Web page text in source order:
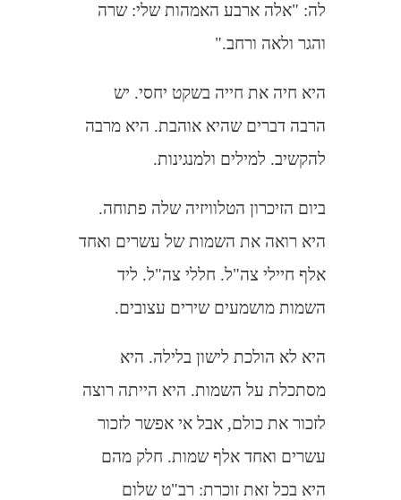
לה: "אלה ארבע האמהות שלי: שרה
והגר ולאה ורחב."
היא חיה את חייה בשקט יחסי. יש
הרבה דברים שהיא אוהבת. היא מרבה
להקשיב. למילים ולמנגינות.
ביום הזיכרון הטלוויזיה שלה פתוחה.
היא רואה את השמות של עשרים ואחד
אלף חיילי צה"ל. חללי צה"ל. ליד
השמות מושמעים שירים עצובים.
היא לא הולכת לישון בלילה. היא
מסתכלת על השמות. היא הייתה רוצה
לזכור את כולם, אבל אי אפשר לזכור
עשרים ואחד אלף שמות. חלק מהם
היא בכל זאת זוכרת: רב"ט שלום